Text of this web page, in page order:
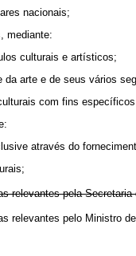
nacionais;
mediante:
culturais e artísticos;
da arte e de seus vários
com fins
através do
relevantes pela
relevantes pelo